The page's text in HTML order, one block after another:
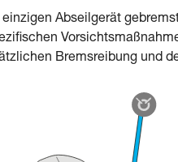
Abseilgerät
Bremsreibung und